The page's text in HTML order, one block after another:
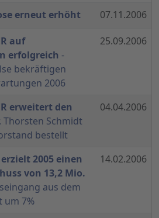
erneut erhöht 07.11.2006
auf
erfolgreich -
bekräftigen
2006
25.09.2006
erweitert den
Thorsten Schmidt
bestellt
04.04.2006
2005 einen
von 13,2 Mio.
aus dem
um 7%
14.02.2006